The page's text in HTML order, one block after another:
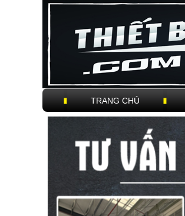
TRANG CHỦ
Trigger